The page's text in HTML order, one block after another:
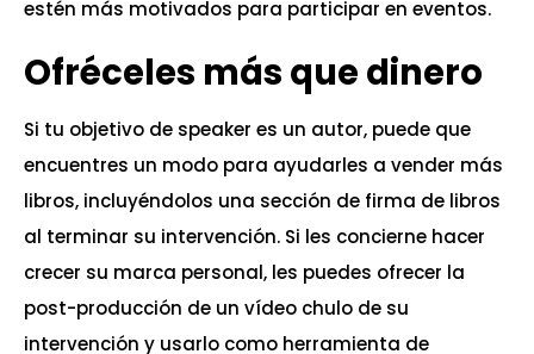
estén más motivados para participar en eventos.
Ofréceles más que dinero
Si tu objetivo de speaker es un autor, puede que
encuentres un modo para ayudarles a vender más
libros, incluyéndolos una sección de firma de libros
al terminar su intervención. Si les concierne hacer
crecer su marca personal, les puedes ofrecer la
post-producción de un vídeo chulo de su
intervención y usarlo como herramienta de